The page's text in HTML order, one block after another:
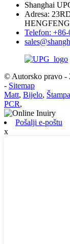
Shanghai
Adresa:
Telefon:
© Autorsko pravo -
- Sitemap
Matt, Bijelo,
PCR,
Pošalji e-poštu
x